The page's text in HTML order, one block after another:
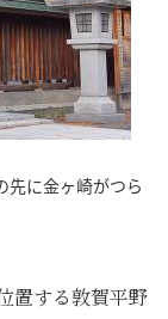
に金ヶ崎がつら
置する敦賀平野